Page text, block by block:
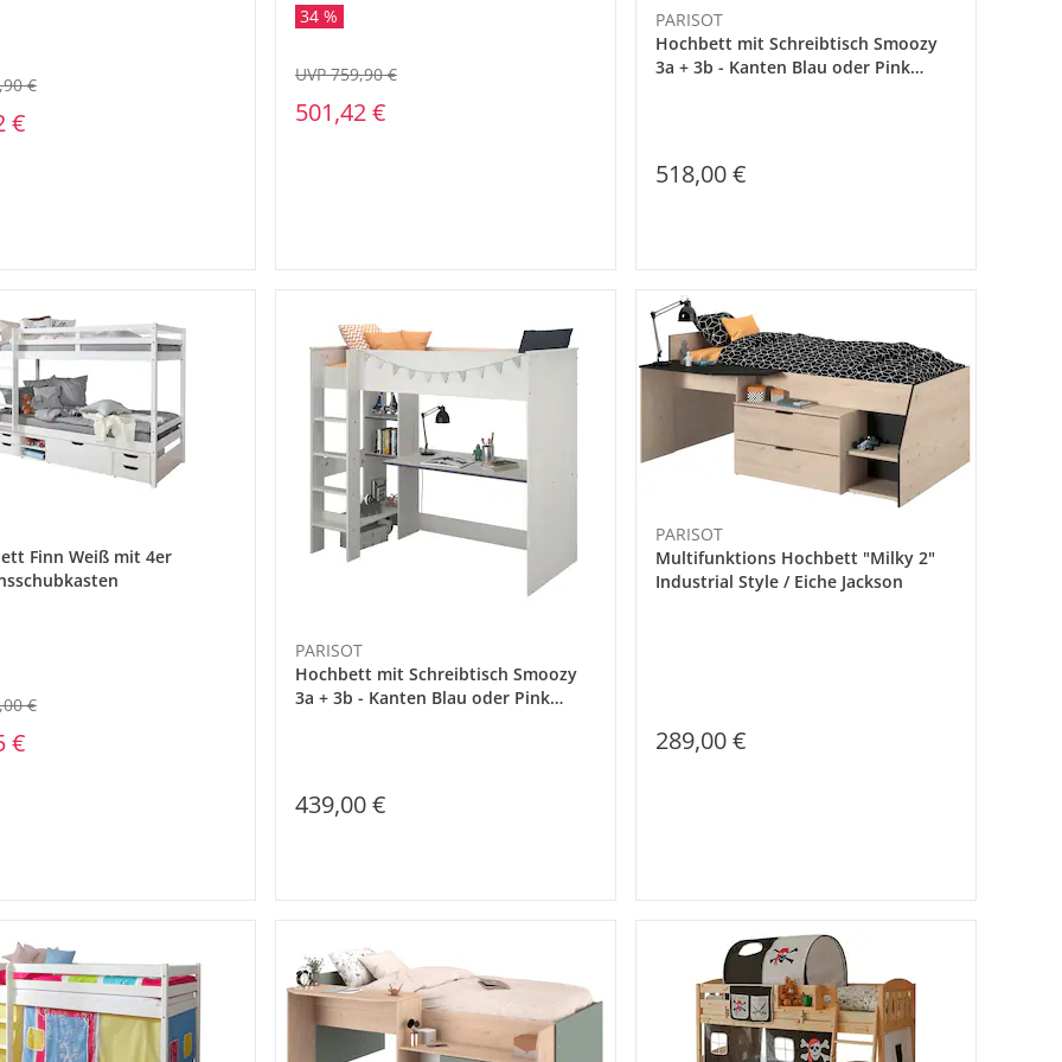
€
€
34 %
501,42 €
UVP 759,90 €
PARISOT
Hochbett mit Schreibtisch Smoozy
3a + 3b - Kanten Blau oder Pink
518,00 €
Finn Weiß mit 4er
€
€
PARISOT
Hochbett mit Schreibtisch Smoozy
3a + 3b - Kanten Blau oder Pink
439,00 €
PARISOT
Multifunktions Hochbett "Milky 2"
Industrial Style / Eiche Jackson
289,00 €